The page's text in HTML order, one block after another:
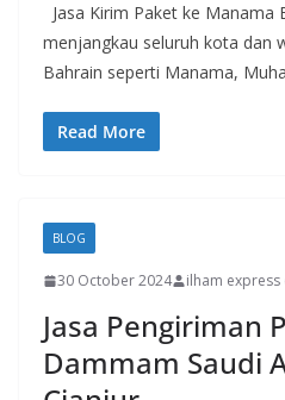
Jasa Kirim Paket ke Manama
menjangkau seluruh kota dan
Bahrain seperti Manama,
Read More
BLOG
30 October 2024 ilham
Jasa Pengiriman
Dammam Saudi